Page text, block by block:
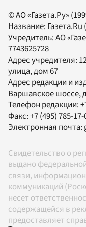
© АО «Газета.Ру»
Название: Газета.Ru
Учредитель:АО
7743625728
Адрес учредителя:
улица, дом 67
Адрес редакции и
Варшавское шоссе,
Телефон редакции:
Факс:+7 (495) 785-
Электронная почта:
Свидетельство о
выдано
связи,
коммуникаций
несет
содержащейся в
предоставляет